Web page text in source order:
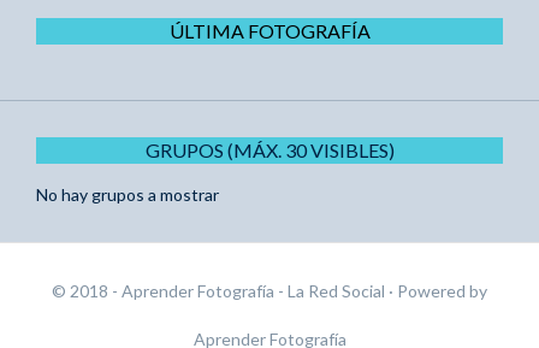
ÚLTIMA FOTOGRAFÍA
GRUPOS (MÁX. 30 VISIBLES)
No hay grupos a mostrar
© 2018 - Aprender Fotografía - La Red Social · Powered by
Aprender Fotografía